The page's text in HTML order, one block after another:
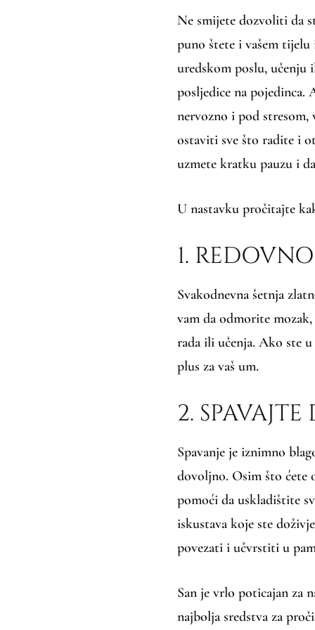
Ne smijete dozvoliti da
puno štete i vašem
uredskom poslu,
posljedice na pojedinca.
nervozno i pod stresom,
ostaviti sve što radite i
uzmete kratku pauzu i
U nastavku pročitajte
1.
Svakodnevna šetnja
vam da odmorite
rada ili učenja. Ako ste
plus za vaš um.
2.
Spavanje je iznimno
dovoljno. Osim što ćete
pomoći da uskladištite
iskustava koje ste
povezati i učvrstiti u
San je vrlo poticajan za
najbolja sredstva za